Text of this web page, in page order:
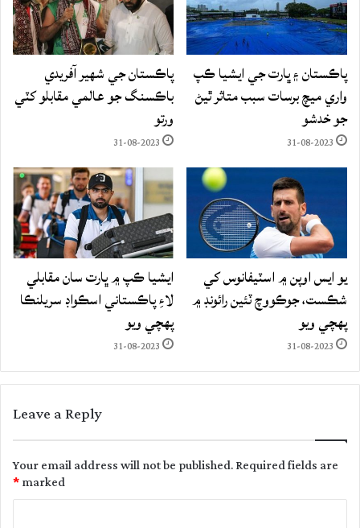
پاڪستان ۽ ڀارت جي ايشيا ڪپ
واري ميچ برسات سبب متاثر ٿيڻ
جو خدشو
31-08-2023
پاڪستان جي شهير آفريدي
باڪسنگ جو عالمي مقابلو کٽي
ورتو
31-08-2023
يو ايس اوپن ۾ اسٽيفانوس کي
شڪست، جوڪووچ ٽئين رائونڊ ۾
پهچي ويو
31-08-2023
ايشيا ڪپ ۾ ڀارت سان مقابلي
لاءِ پاڪستاني اسڪواڊ سريلنڪا
پهچي ويو
31-08-2023
Leave a Reply
Your email address will not be published.Required fields are
marked
*